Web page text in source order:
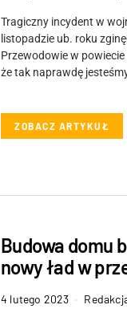
Tragiczny incydent w
listopadzie ub. roku
Przewodowie w
że tak naprawdę
ZOBACZ ARTYKUŁ
Budowa domu
nowy ład w
4 lutego 2023